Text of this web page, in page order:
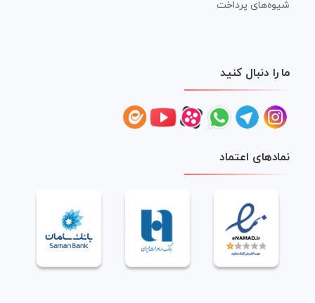
شیوه‌های پرداخت
ما را دنبال کنید
نمادهای اعتماد